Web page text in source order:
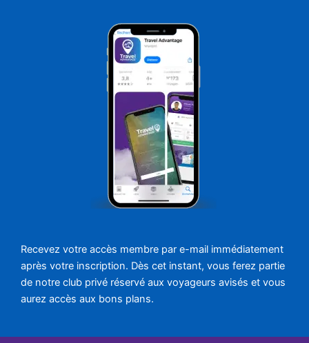
Recevez votre accès membre par e-mail immédiatement
après votre inscription. Dès cet instant, vous ferez partie
de notre club privé réservé aux voyageurs avisés et vous
aurez accès aux bons plans.